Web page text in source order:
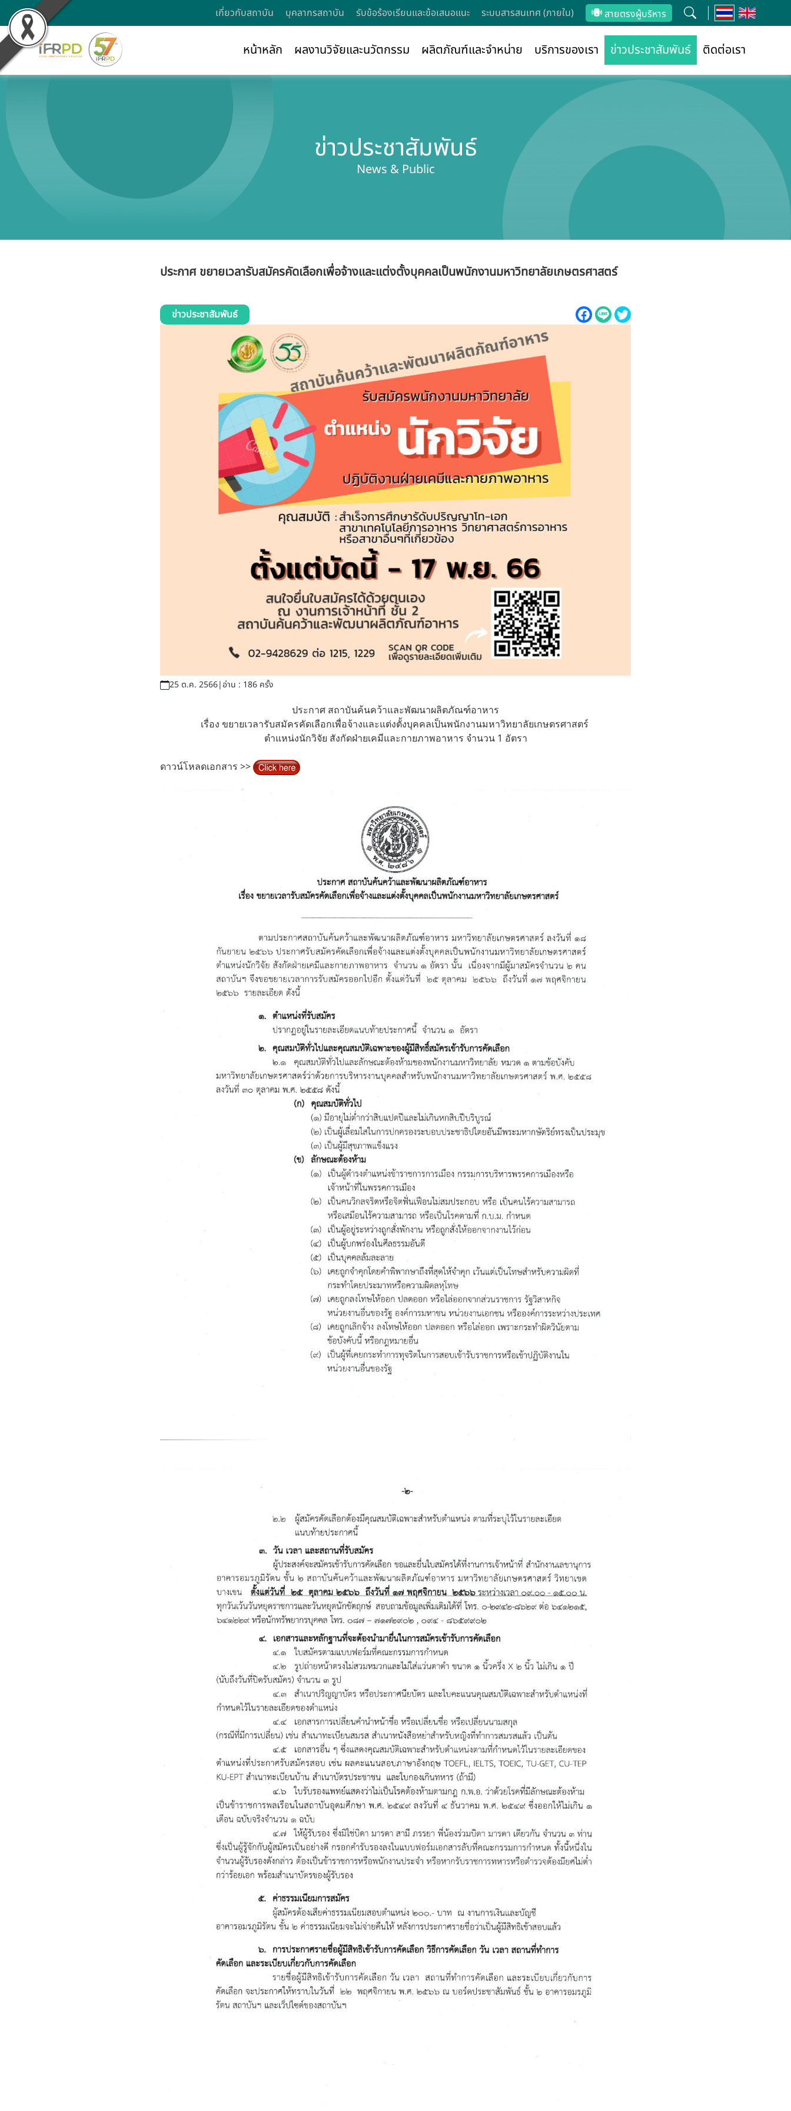
เกี่ยวกับสถาบัน บุคลากรสถาบัน รับข้อร้องเรียนและข้อเสนอแนะ ระบบสารสนเทศ (ภายใน) สายตรงผู้บริหาร
หน้าหลัก ผลงานวิจัยและนวัตกรรม ผลิตภัณฑ์และจำหน่าย บริการของเรา ข่าวประชาสัมพันธ์ ติดต่อเรา
ข่าวประชาสัมพันธ์
News & Public
ประกาศ ขยายเวลารับสมัครคัดเลือกเพื่อจ้างและแต่งตั้งบุคคลเป็นพนักงานมหาวิทยาลัยเกษตรศาสตร์
ข่าวประชาสัมพันธ์
25 ต.ค. 2566|อ่าน : 186 ครั้ง
ประกาศ สถาบันค้นคว้าและพัฒนาผลิตภัณฑ์อาหาร
เรื่อง ขยายเวลารับสมัครคัดเลือกเพื่อจ้างและแต่งตั้งบุคคลเป็นพนักงานมหาวิทยาลัยเกษตรศาสตร์
ตำแหน่งนักวิจัย สังกัดฝ่ายเคมีและกายภาพอาหาร จำนวน 1 อัตรา
ดาวน์โหลดเอกสาร >>